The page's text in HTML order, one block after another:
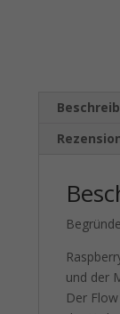
und der
Der